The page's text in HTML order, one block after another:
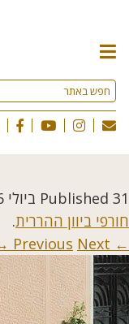
תפריט
האתר
Published 31 ביולי 2016
חורפי ביוון ההררית.
← Previous
Next →